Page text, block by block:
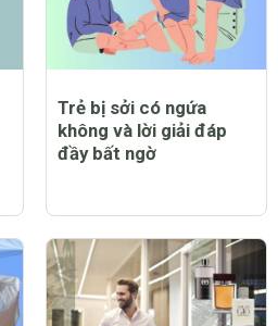
Trẻ bị sởi có ngứa
không và lời giải đáp
đầy bất ngờ